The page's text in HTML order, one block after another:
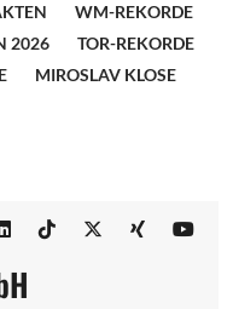
WM-REKORDE
2026
TOR-REKORDE
MIROSLAV KLOSE